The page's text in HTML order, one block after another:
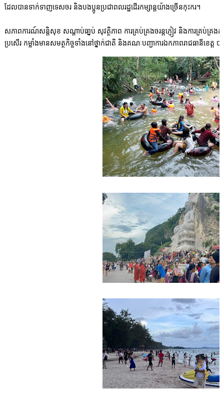
ដែលបានទាក់ទាញទេសចរ និងបងប្អូនប្រជាពលរដ្ឋដើរកម្សាន្តយ៉ាងច្រើនកុះករ។
សភាពការណ៍សន្តិសុខ សណ្តាប់ធា្នប់ សុវត្ថិភាព ការគ្រប់គ្រងចរន្តភ្ញៀវ និងការគ្រប់គ្រ
ប្រសើរ កម្លាំងមានសមត្ថកិច្ចទាំងនៅថ្នាក់ជាតិ និងគណៈបញ្ជាការឯកភាពរាជធានីខេត្ត